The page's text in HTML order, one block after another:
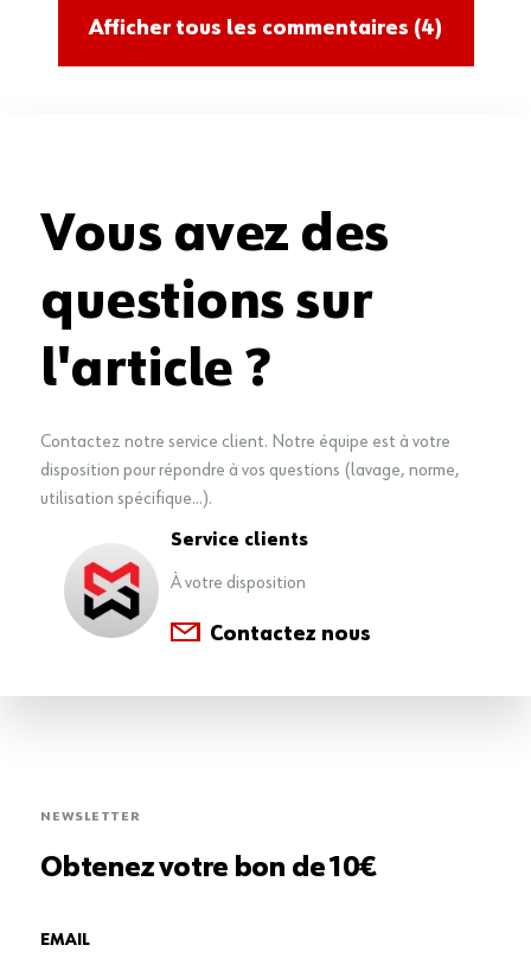
Afficher tous les commentaires (4)
Vous avez des
questions sur
l'article ?
Contactez notre service client. Notre équipe est à votre
disposition pour répondre à vos questions (lavage, norme,
utilisation spécifique...).
Service clients
À votre disposition
Contactez nous
NEWSLETTER
Obtenez votre bon de 10€
EMAIL